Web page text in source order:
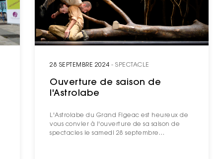
28 SEPTEMBRE 2024- SPECTACLE
Ouverture de saison de
l'Astrolabe
L'Astrolabe du Grand Figeac est heureux de
vous convier à l'ouverture de sa saison de
spectacles le samedi 28 septembre…